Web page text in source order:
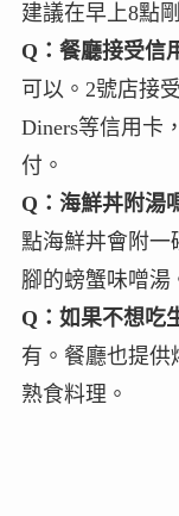
建議在早上8點
Q：餐廳接受信
可以。2號店接
Diners等信用卡
付。
Q：海鮮丼附湯
點海鮮丼會附一
腳的螃蟹味噌湯
Q：如果不想吃
有。餐廳也提供
熟食料理。